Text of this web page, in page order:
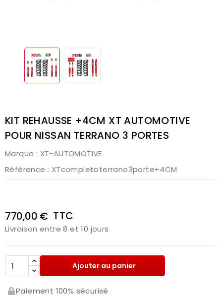
KIT REHAUSSE +4CM XT AUTOMOTIVE
POUR NISSAN TERRANO 3 PORTES
Marque : XT-AUTOMOTIVE
Référence : XTcompletoterrano3porte+4CM
770,00 € TTC
Livraison entre 8 et 10 jours
Ajouter au panier
Paiement 100% sécurisé